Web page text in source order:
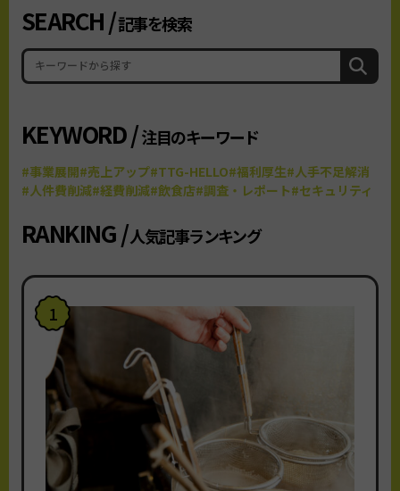
SEARCH /記事を検索
KEYWORD /注目のキーワード
#事業展開#売上アップ#TTG-HELLO#福利厚生#人手不足解消
#人件費削減#経費削減#飲食店#調査・レポート#セキュリティ
RANKING /人気記事ランキング
1